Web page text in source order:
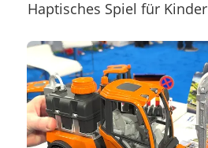
Haptisches Spiel für Kinder